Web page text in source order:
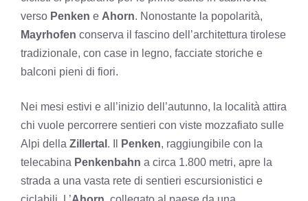
verso Penken e Ahorn. Nonostante la popolarità,
Mayrhofen conserva il fascino dell’architettura tirolese
tradizionale, con case in legno, facciate storiche e
balconi pieni di fiori.
Nei mesi estivi e all’inizio dell’autunno, la località attira
chi vuole percorrere sentieri con viste mozzafiato sulle
Alpi della Zillertal . Il Penken, raggiungibile con la
telecabina Penkenbahn a circa 1.800 metri, apre la
strada a una vasta rete di sentieri escursionistici e